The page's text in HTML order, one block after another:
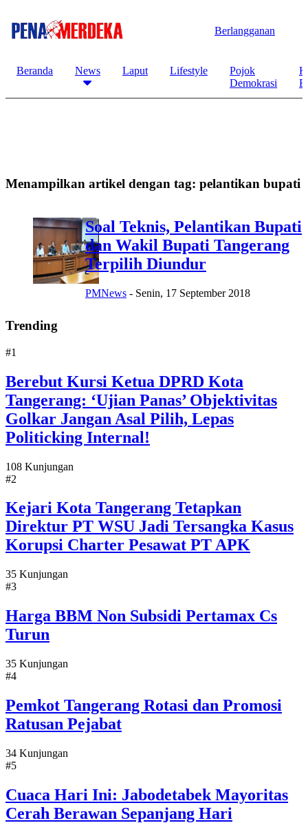
Berlangganan
Beranda News Laput Lifestyle
Pojok
Demokrasi
Menampilkan artikel dengan tag: pelantikan bupati
Soal Teknis, Pelantikan Bupati
dan Wakil Bupati Tangerang
Terpilih Diundur
PMNews - Senin, 17 September 2018
Trending
#1
Berebut Kursi Ketua DPRD Kota
Tangerang: ‘Ujian Panas’ Objektivitas
Golkar Jangan Asal Pilih, Lepas
Politicking Internal!
108 Kunjungan
#2
Kejari Kota Tangerang Tetapkan
Direktur PT WSU Jadi Tersangka Kasus
Korupsi Charter Pesawat PT APK
35 Kunjungan
#3
Harga BBM Non Subsidi Pertamax Cs
Turun
35 Kunjungan
#4
Pemkot Tangerang Rotasi dan Promosi
Ratusan Pejabat
34 Kunjungan
#5
Cuaca Hari Ini: Jabodetabek Mayoritas
Cerah Berawan Sepanjang Hari